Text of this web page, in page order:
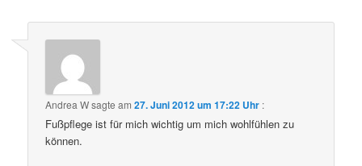
Andrea Wsagte am27. Juni 2012 um 17:22 Uhr :
Fußpflege ist für mich wichtig um mich wohlfühlen zu
können.